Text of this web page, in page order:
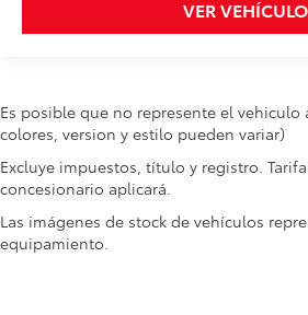
VER VEHÍCULO
Es posible que no represente el vehiculo
colores, version y estilo pueden variar)
Excluye impuestos, título y registro.
concesionario aplicará.
Las imágenes de stock de vehículos
equipamiento.